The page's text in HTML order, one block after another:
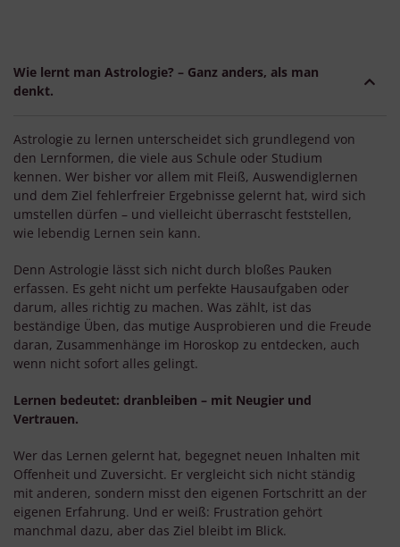
Wie lernt man Astrologie? – Ganz anders, als man
denkt.
Astrologie zu lernen unterscheidet sich grundlegend von
den Lernformen, die viele aus Schule oder Studium
kennen. Wer bisher vor allem mit Fleiß, Auswendiglernen
und dem Ziel fehlerfreier Ergebnisse gelernt hat, wird sich
umstellen dürfen – und vielleicht überrascht feststellen,
wie lebendig Lernen sein kann.
Denn Astrologie lässt sich nicht durch bloßes Pauken
erfassen. Es geht nicht um perfekte Hausaufgaben oder
darum, alles richtig zu machen. Was zählt, ist das
beständige Üben, das mutige Ausprobieren und die Freude
daran, Zusammenhänge im Horoskop zu entdecken, auch
wenn nicht sofort alles gelingt.
Lernen bedeutet: dranbleiben – mit Neugier und
Vertrauen.
Wer das Lernen gelernt hat, begegnet neuen Inhalten mit
Offenheit und Zuversicht. Er vergleicht sich nicht ständig
mit anderen, sondern misst den eigenen Fortschritt an der
eigenen Erfahrung. Und er weiß: Frustration gehört
manchmal dazu, aber das Ziel bleibt im Blick.